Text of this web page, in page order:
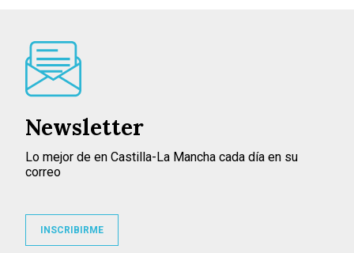
Newsletter
Lo mejor de en Castilla-La Mancha cada día en su
correo
INSCRIBIRME